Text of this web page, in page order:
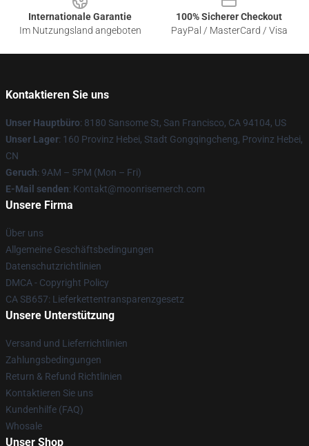
Internationale Garantie
Im Nutzungsland angeboten
100% Sicherer Checkout
PayPal / MasterCard / Visa
Kontaktieren Sie uns
Unser Hauptbüro: 8180 Sansome St, San Francisco, CA 94104, US
Unser Lager: 160 Provinz Hebei, Stadt Gongqingcheng, Provinz Hebei,
CN
Geruch: 9AM – 5PM (Mon – Fri)
E-Mail senden: Kontakt@moonrisemerch.com
Unsere Firma
Über uns
Allgemeine Geschäftsbedingungen
Datenschutzrichtlinien
DMCA - Copyright Policy
CA SB657: Lieferkettentransparenzgesetz
Unsere Unterstützung
Versand und Lieferrichtlinien
Zahlungsbedingungen
Return & Refund Richtlinien
Kontaktieren Sie uns
Kundenhilfe (FAQ)
Whosale
Unser Shop